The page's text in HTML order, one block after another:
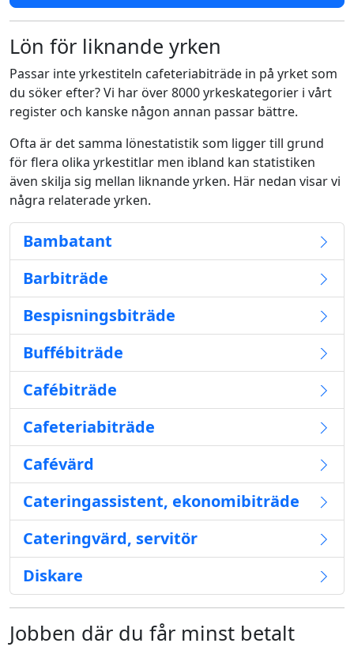
Lön för liknande yrken
Passar inte yrkestiteln cafeteriabiträde in på yrket som
du söker efter? Vi har över 8000 yrkeskategorier i vårt
register och kanske någon annan passar bättre.
Ofta är det samma lönestatistik som ligger till grund
för flera olika yrkestitlar men ibland kan statistiken
även skilja sig mellan liknande yrken. Här nedan visar vi
några relaterade yrken.
Bambatant
Barbiträde
Bespisningsbiträde
Buffébiträde
Cafébiträde
Cafeteriabiträde
Cafévärd
Cateringassistent, ekonomibiträde
Cateringvärd, servitör
Diskare
Jobben där du får minst betalt